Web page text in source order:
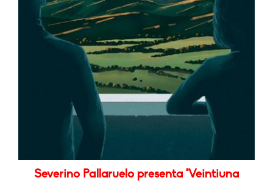
Severino Pallaruelo presenta "Veintiuna